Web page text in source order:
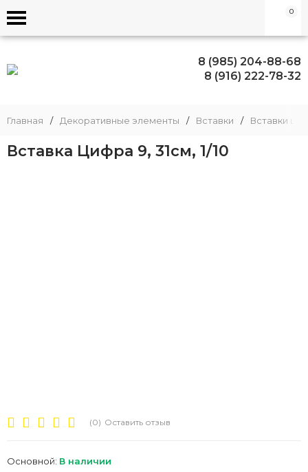
0
8 (985) 204-88-68
8 (916) 222-78-32
Главная / Декоративные элементы / Вставки / Вставки
Вставка Цифра 9, 31см, 1/10
(0) Оставить отзыв
Основной: В наличии